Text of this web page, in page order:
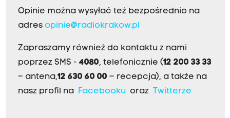
Opinie można wysyłać też bezpośrednio na
adres opinie@radiokrakow.pl
Zapraszamy również do kontaktu z nami
poprzez SMS - 4080, telefonicznie (12 200 33 33
– antena,12 630 60 00 – recepcja), a także na
nasz profil na Facebookuoraz Twitterze